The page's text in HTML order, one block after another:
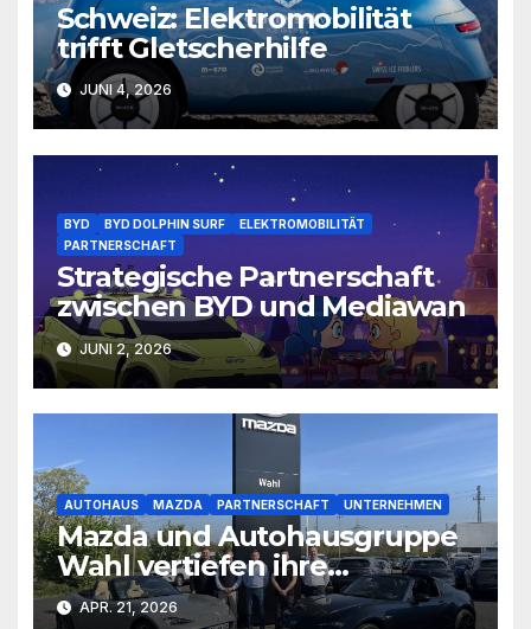
Schweiz: Elektromobilität
trifft Gletscherhilfe
JUNI 4, 2026
BYD BYD DOLPHIN SURF
ELEKTROMOBILITÄT
PARTNERSCHAFT
Strategische Partnerschaft
zwischen BYD und Mediawan
JUNI 2, 2026
AUTOHAUS MAZDA PARTNERSCHAFT UNTERNEHMEN
Mazda und Autohausgruppe
Wahl vertiefen ihre
Partnerschaft
APR. 21, 2026